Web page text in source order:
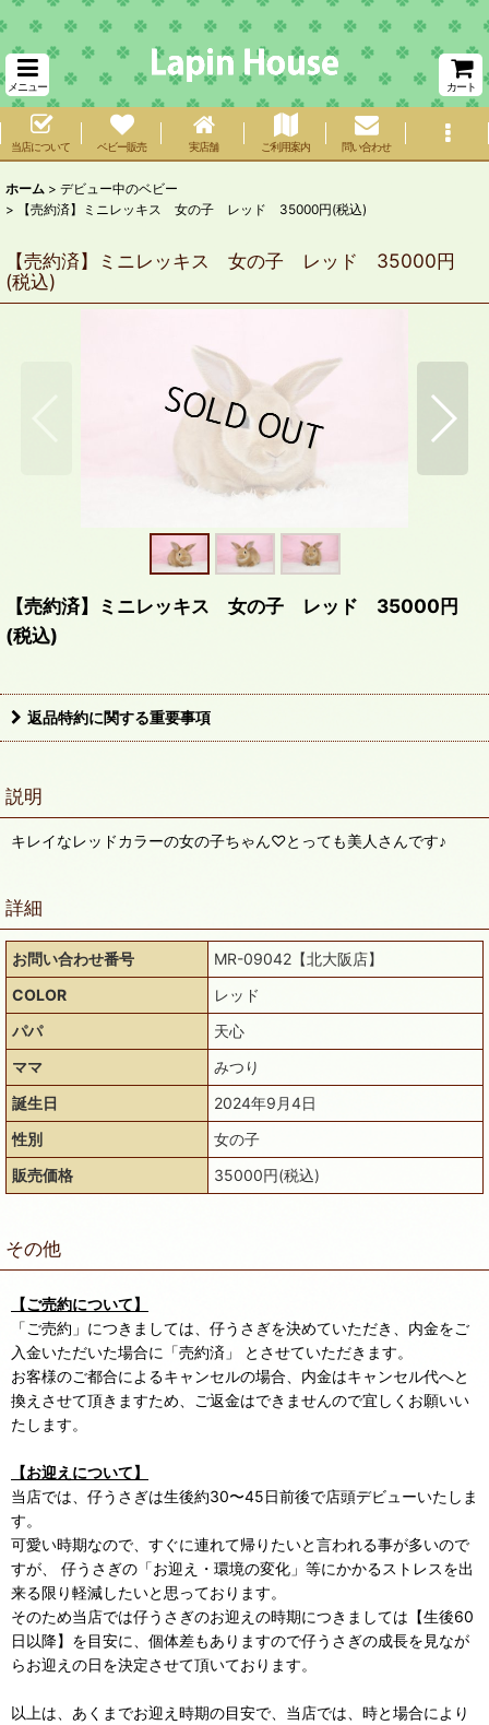
メニュー カート
当店について ベビー販売 実店舗 ご利用案内 問い合わせ
ホーム > デビュー中のベビー
>
【売約済】ミニレッキス 女の子 レッド 35000円(税込)
【売約済】ミニレッキス 女の子 レッド 35000円
(税込)
【売約済】ミニレッキス 女の子 レッド 35000円
(税込)
返品特約に関する重要事項
説明
キレイなレッドカラーの女の子ちゃん♡とっても美人さんです♪
詳細
お問い合わせ番号
MR-09042【北大阪店】
COLOR
レッド
パパ
天心
ママ
みつり
誕生日
2024年9月4日
性別
女の子
販売価格
35000円(税込)
その他
【ご売約について】
「ご売約」につきましては、仔うさぎを決めていただき、内金をご
入金いただいた場合に「売約済」 とさせていただきます。
お客様のご都合によるキャンセルの場合、内金はキャンセル代へと
換えさせて頂きますため、ご返金はできませんので宜しくお願いい
たします。
【お迎えについて】
当店では、仔うさぎは生後約30〜45日前後で店頭デビューいたしま
す。
可愛い時期なので、すぐに連れて帰りたいと言われる事が多いので
すが、 仔うさぎの「お迎え・環境の変化」等にかかるストレスを出
来る限り軽減したいと思っております。
そのため当店では仔うさぎのお迎えの時期につきましては【生後60
日以降】を目安に、個体差もありますので仔うさぎの成長を見なが
らお迎えの日を決定させて頂いております。
以上は、あくまでお迎え時期の目安で、当店では、時と場合により